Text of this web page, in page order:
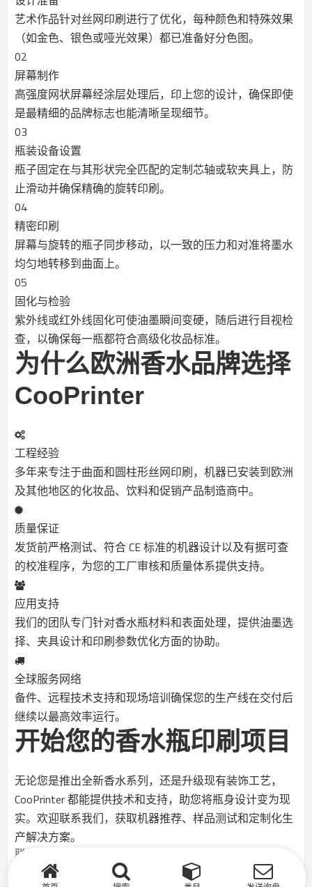
艺术作品针对丝网印刷进行了优化，每种颜色和特殊效果
（如金色、银色或哑光效果）都已准备好分色图。
02
屏幕制作
高强度网状屏幕经涂层处理后，印上您的设计，确保即使
是最精细的品牌标志也能清晰呈现细节。
03
瓶装设备设置
瓶子固定在与其形状完全匹配的定制芯轴或软夹具上，防
止滑动并确保精确的旋转印刷。
04
精密印刷
屏幕与旋转的瓶子同步移动，以一致的压力和对准将墨水
均匀地转移到曲面上。
05
固化与检验
紫外线或红外线固化可使油墨瞬间变硬，随后进行目视检
查，以确保每一瓶都符合高级化妆品标准。
为什么欧洲香水品牌选择
CooPrinter
工程经验
多年来专注于曲面和圆柱形丝网印刷，机器已安装到欧洲
及其他地区的化妆品、饮料和促销产品制造商中。
质量保证
发货前严格测试、符合 CE 标准的机器设计以及有据可查
的校准程序，为您的工厂审核和质量体系提供支持。
应用支持
我们的团队专门针对香水瓶材料和表面处理，提供油墨选
择、夹具设计和印刷参数优化方面的协助。
全球服务网络
备件、远程技术支持和现场培训确保您的生产线在交付后
继续以最高效率运行。
开始您的香水瓶印刷项目
无论您是推出全新香水系列，还是升级现有装饰工艺，
CooPrinter 都能提供技术和支持，助您将瓶身设计变为现
实。欢迎联系我们，获取机器推荐、样品测试和定制化生
产解决方案。
联系我们的团队
查看所有机器